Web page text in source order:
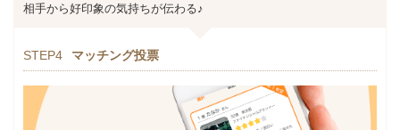
相手から好印象の気持ちが伝わる♪
STEP4 マッチング投票